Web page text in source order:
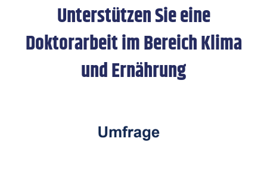
Unterstützen Sie eine
Doktorarbeit im Bereich Klima
und Ernährung